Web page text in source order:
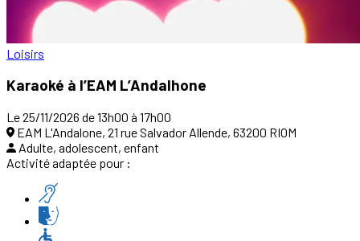
Loisirs
Karaoké à l’EAM L’Andalhone
Le 25/11/2026 de 13h00 à 17h00
EAM L'Andalone, 21 rue Salvador Allende, 63200 RIOM
Adulte, adolescent, enfant
Activité adaptée pour :